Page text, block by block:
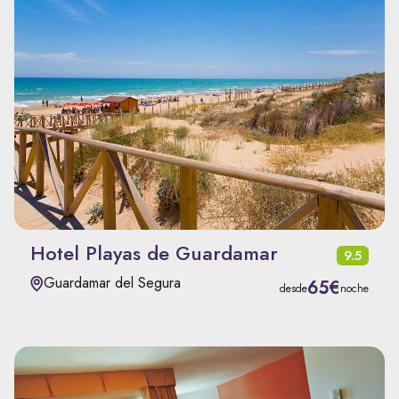
Hotel Playas de Guardamar 9.5
Guardamar del Segura desde65€noche